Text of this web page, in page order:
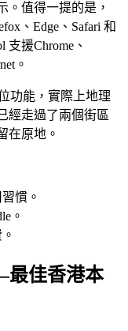
。值得一提的是，
、Edge、Safari 和
支援Chrome、
。
功能，實際上地理
經走過了兩個街區
在原地。
慣。
。
佳香港本